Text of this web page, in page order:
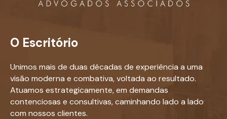
O Escritório
Unimos mais de duas décadas de experiência a uma
visão moderna e combativa, voltada ao resultado.
Atuamos estrategicamente, em demandas
contenciosas e consultivas, caminhando lado a lado
com nossos clientes.